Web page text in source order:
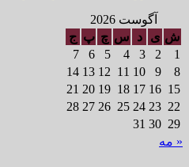
آگوست 2026
ش ی د س چ پ ج
1
2
3
4
5
6
7
8
9
10
11
12
13
14
15
16
17
18
19
20
21
22
23
24
25
26
27
28
29
30
31
« مه